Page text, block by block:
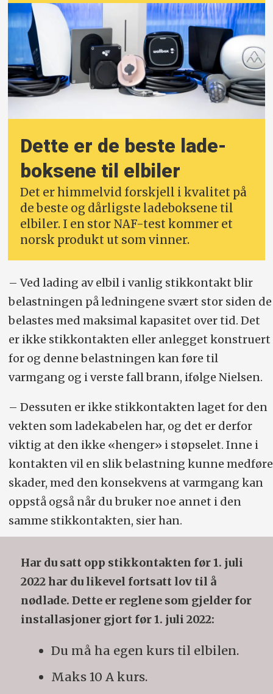
Dette er de beste lade­
boksene til elbiler
Det er himmelvid forskjell i kvalitet på
de beste og dårligste ladeboksene til
elbiler. I en stor NAF-test kommer et
norsk produkt ut som vinner.
– Ved lading av elbil i vanlig stikkontakt blir
belastningen på ledningene svært stor siden de
belastes med maksimal kapasitet over tid. Det
er ikke stikkontakten eller anlegget konstruert
for og denne belastningen kan føre til
varmgang og i verste fall brann, ifølge Nielsen.
– Dessuten er ikke stikkontakten laget for den
vekten som ladekabelen har, og det er derfor
viktig at den ikke «henger» i støpselet. Inne i
kontakten vil en slik belastning kunne medføre
skader, med den konsekvens at varmgang kan
oppstå også når du bruker noe annet i den
samme stikkontakten, sier han.
Har du satt opp stikkontakten før 1. juli
2022 har du likevel fortsatt lov til å
nødlade. Dette er reglene som gjelder for
installasjoner gjort før 1. juli 2022:
Du må ha egen kurs til elbilen.
Maks 10 A kurs.